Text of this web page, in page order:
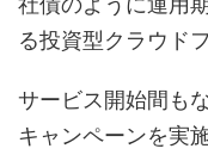
る投資型クラウド
サービス開始間も
キャンペーンを実